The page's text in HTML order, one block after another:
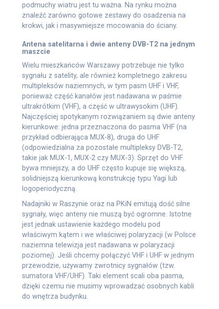
podmuchy wiatru jest tu ważna. Na rynku można
znaleźć zarówno gotowe zestawy do osadzenia na
krokwi, jak i masywniejsze mocowania do ściany.
Antena satelitarna i dwie anteny DVB-T2 na jednym
maszcie
Wielu mieszkańców Warszawy potrzebuje nie tylko
sygnału z satelity, ale również kompletnego zakresu
multipleksów naziemnych, w tym pasm UHF i VHF,
ponieważ część kanałów jest nadawana w paśmie
ultrakrótkim (VHF), a część w ultrawysokim (UHF).
Najczęściej spotykanym rozwiązaniem są dwie anteny
kierunkowe: jedna przeznaczona do pasma VHF (na
przykład odbierająca MUX-8), druga do UHF
(odpowiedzialna za pozostałe multipleksy DVB-T2,
takie jak MUX-1, MUX-2 czy MUX-3). Sprzęt do VHF
bywa mniejszy, a do UHF często kupuje się większą,
solidniejszą kierunkową konstrukcję typu Yagi lub
logoperiodyczną.
Nadajniki w Raszynie oraz na PKiN emitują dość silne
sygnały, więc anteny nie muszą być ogromne. Istotne
jest jednak ustawienie każdego modelu pod
właściwym kątem i we właściwej polaryzacji (w Polsce
naziemna telewizja jest nadawana w polaryzacji
poziomej). Jeśli chcemy połączyć VHF i UHF w jednym
przewodzie, używamy zwrotnicy sygnałów (tzw.
sumatora VHF/UHF). Taki element scali oba pasma,
dzięki czemu nie musimy wprowadzać osobnych kabli
do wnętrza budynku.